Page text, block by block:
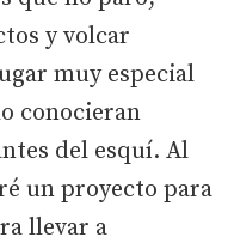
y volcar
muy especial
conocieran
del esquí. Al
un proyecto para
llevar a